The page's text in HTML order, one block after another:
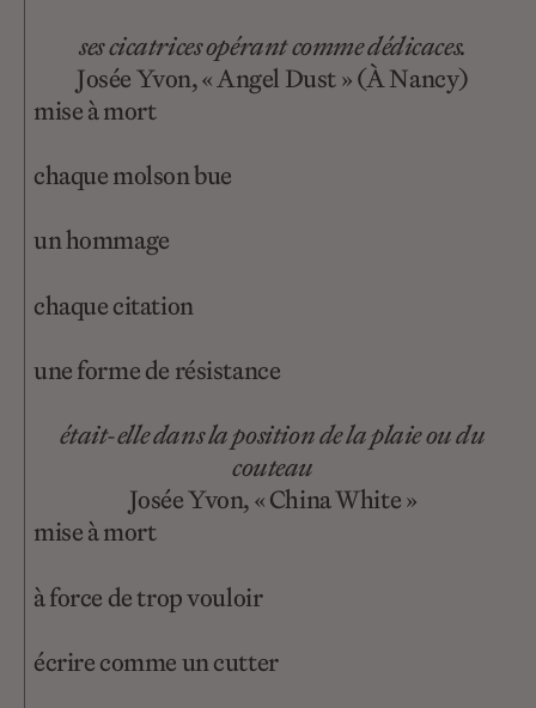
ses cicatrices opérant comme dédicaces.
Josée Yvon, « Angel Dust » (À Nancy)
mise à mort
chaque molson bue
un hommage
chaque citation
une forme de résistance
était-elle dans la position de la plaie ou du
couteau
Josée Yvon, « China White »
mise à mort
à force de trop vouloir
écrire comme un cutter